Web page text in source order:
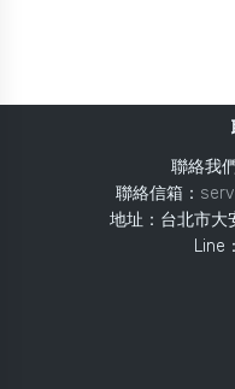
聯絡我
聯絡信箱：
地址：台北市大
Line：